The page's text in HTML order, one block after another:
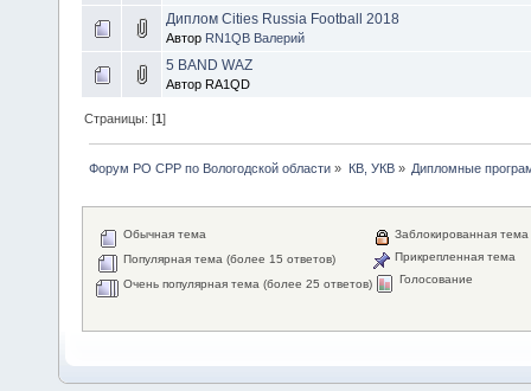
Диплом Cities Russia Football 2018
Автор RN1QB Валерий
5 BAND WAZ
Автор RA1QD
Страницы: [1]
Форум РО СРР по Вологодской области » КВ, УКВ» Дипломные
Обычная тема
Популярная тема (более 15 ответов)
Очень популярная тема (более 25 ответов)
Заблокированная тема
Прикрепленная тема
Голосование